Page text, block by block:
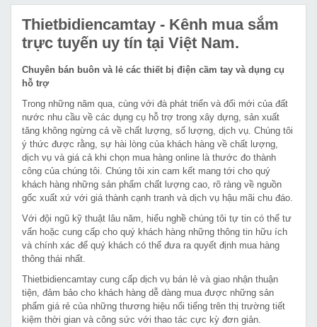
Thietbidiencamtay - Kênh mua sắm
trực tuyến uy tín tại Việt Nam.
Chuyên bán buôn và lẻ các thiết bị điện cầm tay và dụng cụ
hỗ trợ
Trong những năm qua, cùng với đà phát triển và đổi mới của đất
nước nhu cầu về các dụng cụ hỗ trợ trong xây dựng, sản xuất
tăng không ngừng cả về chất lượng, số lượng, dịch vụ. Chúng tôi
ý thức được rằng, sự hài lòng của khách hàng về chất lượng,
dịch vụ và giá cả khi chọn mua hàng online là thước đo thành
công của chúng tôi. Chúng tôi xin cam kết mang tới cho quý
khách hàng những sản phẩm chất lượng cao, rõ ràng về nguồn
gốc xuất xứ với giá thành cạnh tranh và dịch vụ hậu mãi chu đáo.
Với đội ngũ kỹ thuật lâu năm, hiểu nghề chúng tôi tự tin có thể tư
vấn hoặc cung cấp cho quý khách hàng những thông tin hữu ích
và chính xác để quý khách có thể đưa ra quyết định mua hàng
thông thái nhất.
Thietbidiencamtay cung cấp dịch vụ bán lẻ và giao nhận thuận
tiện, đảm bảo cho khách hàng dễ dàng mua được những sản
phẩm giá rẻ của những thương hiệu nổi tiếng trên thị trường tiết
kiệm thời gian và công sức với thao tác cực kỳ đơn giản.